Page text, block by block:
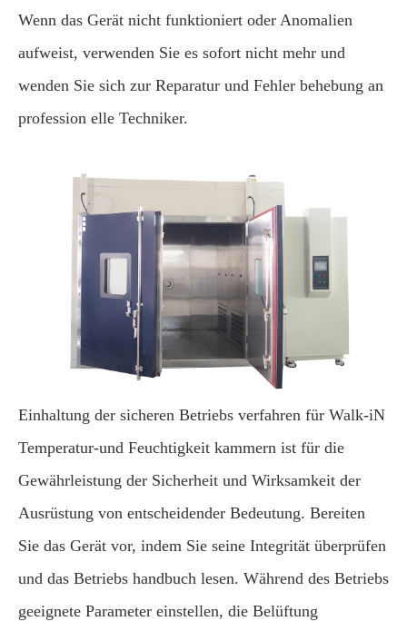
Wenn das Gerät nicht funktioniert oder Anomalien
aufweist, verwenden Sie es sofort nicht mehr und
wenden Sie sich zur Reparatur und Fehler behebung an
profession elle Techniker.
Einhaltung der sicheren Betriebs verfahren für Walk-iN
Temperatur-und Feuchtigkeit kammern ist für die
Gewährleistung der Sicherheit und Wirksamkeit der
Ausrüstung von entscheidender Bedeutung. Bereiten
Sie das Gerät vor, indem Sie seine Integrität überprüfen
und das Betriebs handbuch lesen. Während des Betriebs
geeignete Parameter einstellen, die Belüftung